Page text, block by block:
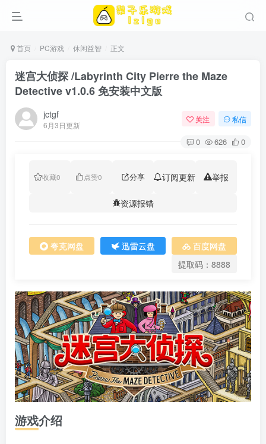
首页 PC游戏 休闲益智 正文
迷宫大侦探 /Labyrinth City Pierre the Maze
Detective v1.0.6 免安装中文版
jctgf
6月3日更新
关注 私信
0 626 0
收藏0 点赞0 分享 订阅更新 举报
资源报错
夸克网盘 迅雷云盘
百度网盘
提取码：8888
游戏介绍